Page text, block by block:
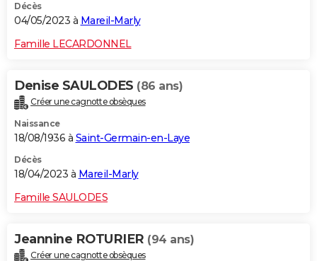
Décès
04/05/2023 à Mareil-Marly
Famille LECARDONNEL
Denise SAULODES (86 ans)
Créer une cagnotte obsèques
Naissance
18/08/1936 à Saint-Germain-en-Laye
Décès
18/04/2023 à Mareil-Marly
Famille SAULODES
Jeannine ROTURIER (94 ans)
Créer une cagnotte obsèques